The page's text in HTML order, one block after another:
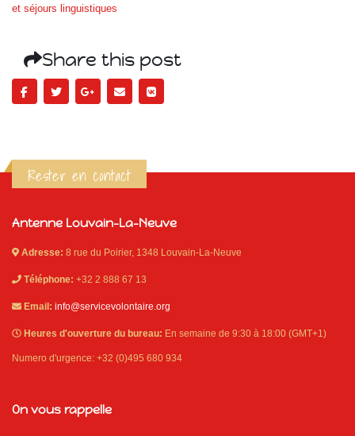
et séjours linguistiques
Share this post
Rester en contact
Antenne Louvain-La-Neuve
Adresse: 8 rue du Poirier, 1348 Louvain-La-Neuve
Téléphone: +32 2 888 67 13
Email: info@servicevolontaire.org
Heures d'ouverture du bureau: En semaine de 9:30 à 18:00 (GMT+1)
Numero d'urgence: +32 (0)495 680 934
On vous rappelle